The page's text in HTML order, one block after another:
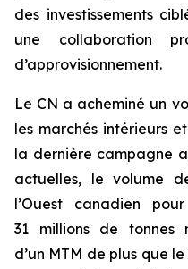
des investissements
une collaboration
d’approvisionnement.
Le CN a acheminé un
les marchés intérieurs
la dernière campagne
actuelles, le volume
l’Ouest canadien
31 millions de tonnes
d’un MTM de plus que